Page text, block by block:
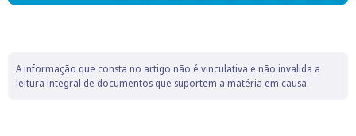
A informação que consta no artigo não é vinculativa e não invalida a
leitura integral de documentos que suportem a matéria em causa.